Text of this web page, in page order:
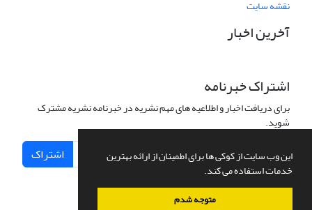
این وب سایت از کوکی ها برای اطمینان از ارائه بهترین
خدمات استفاده می کند.
متوجه شدم
نقشه سایت
آخرین اخبار
اشتراک خبرنامه
برای دریافت اخبار و اطلاعیه های مهم نشریه در خبرنامه نشریه مشترک
شوید.
اشتراک